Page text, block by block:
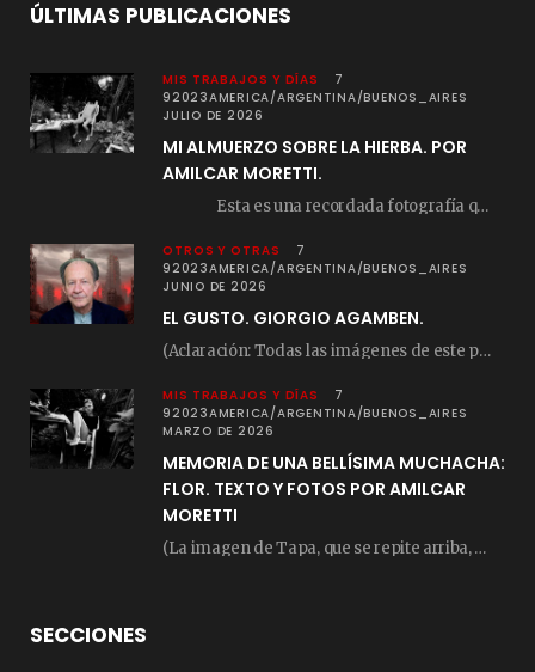
ÚLTIMAS PUBLICACIONES
MIS TRABAJOS Y DÍAS
7
92023AMERICA/ARGENTINA/BUENOS_AIRES
JULIO DE 2026
MI ALMUERZO SOBRE LA HIERBA. POR
AMILCAR MORETTI.
Esta es una recordada fotografía que registré…
OTROS Y OTRAS
7
92023AMERICA/ARGENTINA/BUENOS_AIRES
JUNIO DE 2026
EL GUSTO. GIORGIO AGAMBEN.
(Aclaración: Todas las imágenes de este posteo fueron tomadas de Bloghemia.com, y todos los…
MIS TRABAJOS Y DÍAS
7
92023AMERICA/ARGENTINA/BUENOS_AIRES
MARZO DE 2026
MEMORIA DE UNA BELLÍSIMA MUCHACHA:
FLOR. TEXTO Y FOTOS POR AMILCAR
MORETTI
(La imagen de Tapa, que se repite arriba, fue compuesta por Amilcar Moretti el viernes…
SECCIONES